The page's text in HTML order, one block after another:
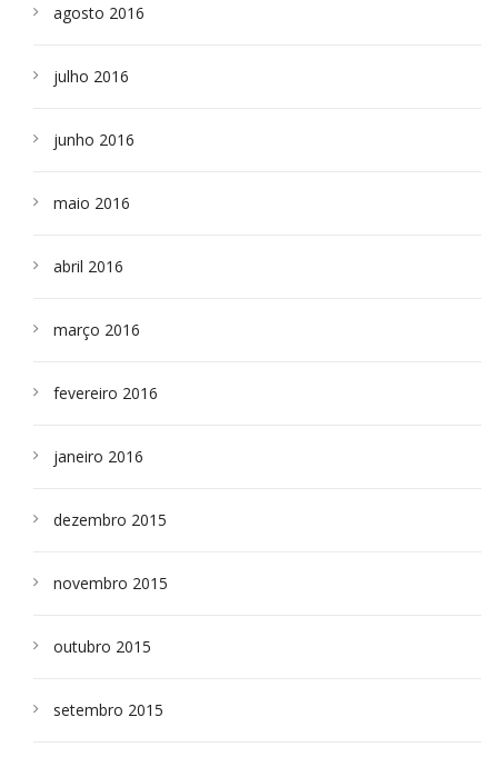
agosto 2016
julho 2016
junho 2016
maio 2016
abril 2016
março 2016
fevereiro 2016
janeiro 2016
dezembro 2015
novembro 2015
outubro 2015
setembro 2015